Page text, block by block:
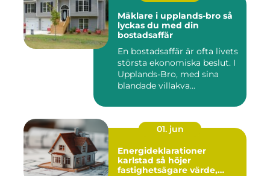
Mäklare i upplands-bro så
lyckas du med din
bostadsaffär
En bostadsaffär är ofta livets
största ekonomiska beslut. I
Upplands-Bro, med sina
blandade villakva...
01. jun
Energideklarationer
karlstad så höjer
fastighetsägare värde,